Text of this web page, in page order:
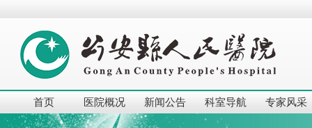
首页 医院概况 新闻公告 科室导航 专家风采